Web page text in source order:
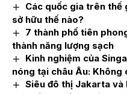
Các quốc gia trên thế
sở hữu thế nào?
7 thành phố tiên
thành năng lượng sạch
Kinh nghiệm của
nóng tại châu Âu: Không
Siêu đô thị Jakarta và